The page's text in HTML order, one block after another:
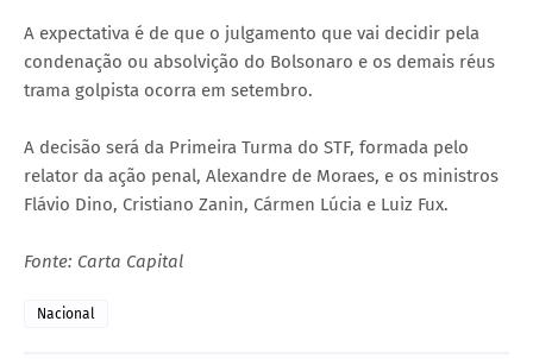
A expectativa é de que o julgamento que vai decidir pela
condenação ou absolvição do Bolsonaro e os demais réus
trama golpista ocorra em setembro.
A decisão será da Primeira Turma do STF, formada pelo
relator da ação penal, Alexandre de Moraes, e os ministros
Flávio Dino, Cristiano Zanin, Cármen Lúcia e Luiz Fux.
Fonte: Carta Capital
Nacional